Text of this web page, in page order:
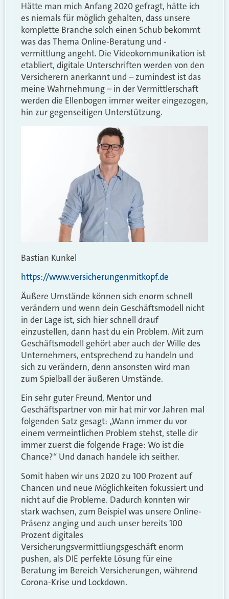
Hätte man mich Anfang 2020 gefragt, hätte ich
es niemals für möglich gehalten, dass unsere
komplette Branche solch einen Schub bekommt
was das Thema Online-Beratung und -
vermittlung angeht. Die Videokommunikation ist
etabliert, digitale Unterschriften werden von den
Versicherern anerkannt und – zumindest ist das
meine Wahrnehmung – in der Vermittlerschaft
werden die Ellenbogen immer weiter eingezogen,
hin zur gegenseitigen Unterstützung.
Bastian Kunkel
https://www.versicherungenmitkopf.de
Äußere Umstände können sich enorm schnell
verändern und wenn dein Geschäftsmodell nicht
in der Lage ist, sich hier schnell drauf
einzustellen, dann hast du ein Problem. Mit zum
Geschäftsmodell gehört aber auch der Wille des
Unternehmers, entsprechend zu handeln und
sich zu verändern, denn ansonsten wird man
zum Spielball der äußeren Umstände.
Ein sehr guter Freund, Mentor und
Geschäftspartner von mir hat mir vor Jahren mal
folgenden Satz gesagt: „Wann immer du vor
einem vermeintlichen Problem stehst, stelle dir
immer zuerst die folgende Frage: Wo ist die
Chance?“ Und danach handele ich seither.
Somit haben wir uns 2020 zu 100 Prozent auf
Chancen und neue Möglichkeiten fokussiert und
nicht auf die Probleme. Dadurch konnten wir
stark wachsen, zum Beispiel was unsere Online-
Präsenz anging und auch unser bereits 100
Prozent digitales
Versicherungsvermittliungsgeschäft enorm
pushen, als DIE perfekte Lösung für eine
Beratung im Bereich Versicherungen, während
Corona-Krise und Lockdown.